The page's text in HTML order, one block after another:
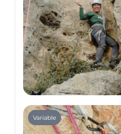
Climbing
Climbing for Adults
Variable